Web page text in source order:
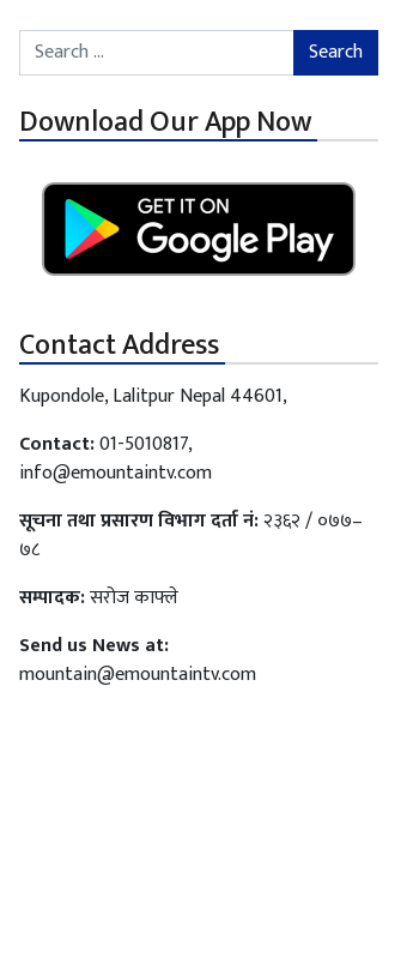
Search for:
Download Our App Now
Contact Address
Kupondole, Lalitpur Nepal 44601,
Contact:01-5010817,
info@emountaintv.com
सूचना तथा प्रसारण विभाग दर्ता नं:२३६२ / ०७७–
७८
सम्पादक:सरोज काफ्ले
Send us News at:
mountain@emountaintv.com